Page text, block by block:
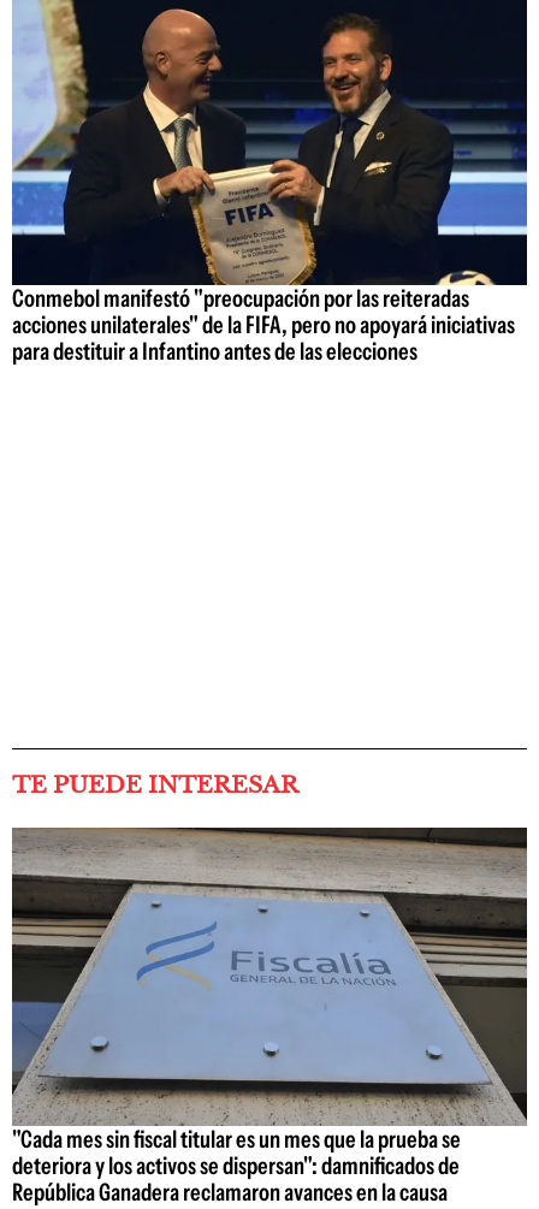
Conmebol manifestó "preocupación por las reiteradas
acciones unilaterales" de la FIFA, pero no apoyará iniciativas
para destituir a Infantino antes de las elecciones
TE PUEDE INTERESAR
"Cada mes sin fiscal titular es un mes que la prueba se
deteriora y los activos se dispersan": damnificados de
República Ganadera reclamaron avances en la causa